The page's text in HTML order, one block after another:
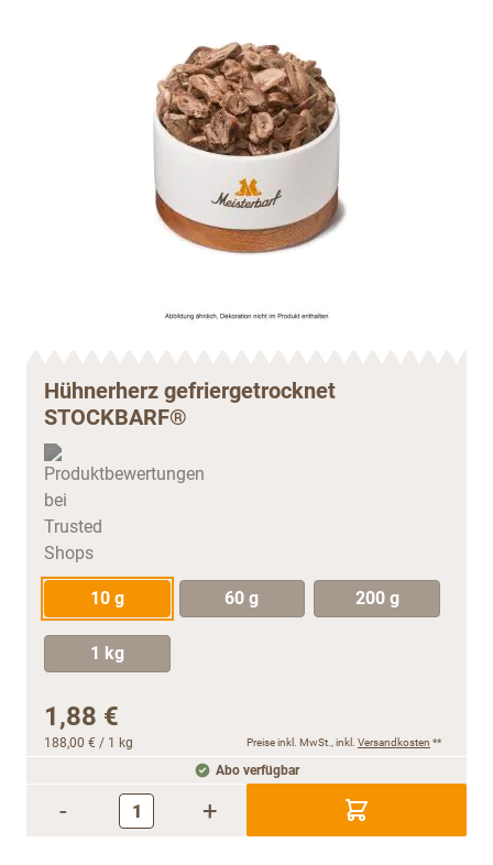
Hühnerherz gefriergetrocknet
STOCKBARF®
10 g 60 g 200 g
1 kg
1,88 €
188,00 € / 1 kg Preise inkl. MwSt., inkl. Versandkosten **
Abo verfügbar
- +